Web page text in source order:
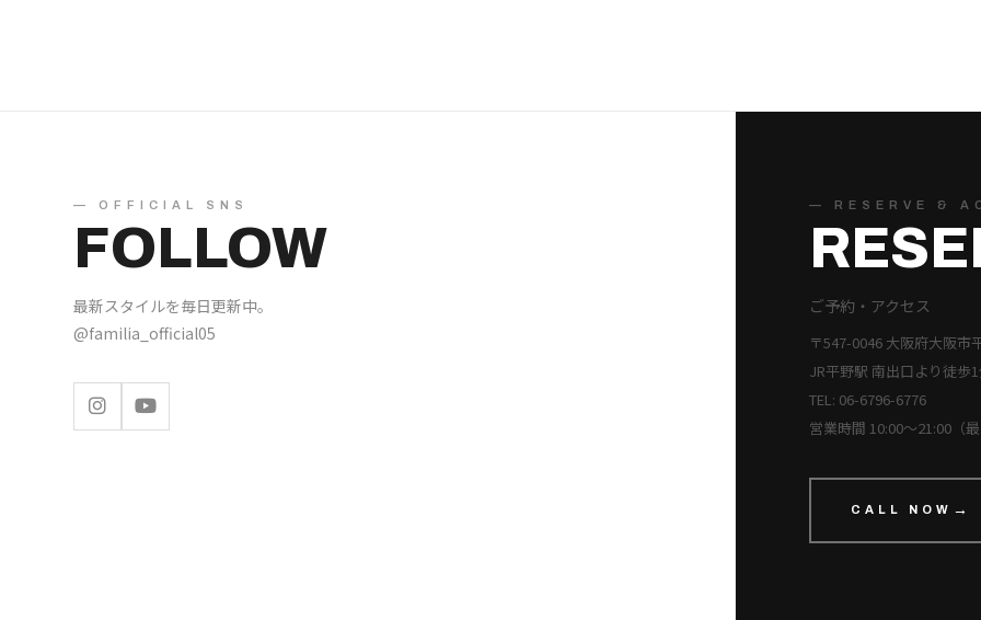
— OFFICIAL SNS
FOLLOW
最新スタイルを毎日更新中。
@familia_official05
— RESERVE &
ご予約・アクセス
〒547-0046 大阪府大阪市
JR平野駅 南出口より徒歩
TEL: 06-6796-6776
営業時間 10:00〜21:00（
CALL NOW